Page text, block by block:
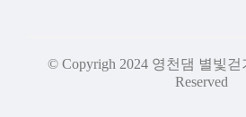
© Copyrigh 2024 영천댐 별빛
Reserved